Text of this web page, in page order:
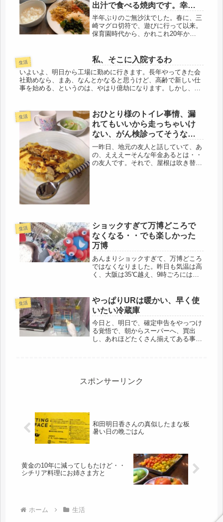
出汁で食べる焼肉です。幸せ
です(=ﾟωﾟ)ﾉ
半年ぶりのご無沙汰でした。春に、三
崎マグロ切符で、遊びに行って以来。
保育園時代から、かれこれ20年か
て、共に、60才を超え、これからは、
エンジョイしようねと、そう言いなが
らも...
生活 私、そこに入院するわ
いよいよ、明日から工場に勤めに行きます。長年やってきた会
社勤めなら、まあ、なんとかなると思うけど、高齢で新しい仕
事を始める、というのは、やはり億劫になります。しかし、グ
生活
おひとり様のトイレ事情、漏
れてもいいから走っちゃいけ
ない、がん検診ってそうな
の？
一昨日、地元の友人と話していて、あ
の、えええーそんな年金あるとは・・
の友人です。それで、屋根は吹き替え
生活
ショックすぎて万博どころで
なくなる・・でも楽しかった
万博
あんまりショックすぎて、万博どころ
ではなくなりました。昨日も気温は高
く、大阪は35℃越え、9時ごろには、
じてしまう。いつもの街の電気屋に慌
てて電話。こうやってみて、そした
ら...
生活
やっぱりURは暖かい、早く使
いたい冷蔵庫
今日と、明日で、確定申告をやっつけ
る覚悟で、朝からスーパーへ、買出
し、あれほどたくさん揃えてある事務
炊したい...
スポンサーリンク
和田明日香さんの真似したまな板
暑い日の晩ごはん
黄金の10年に減ってしもたけど・・
シチリア料理にお姉さま方と
ホーム 生活